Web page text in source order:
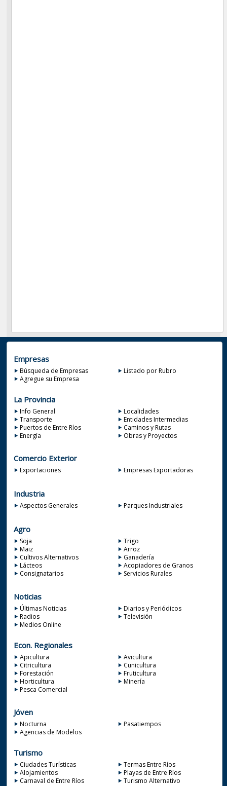
Empresas
Búsqueda de Empresas
Listado por Rubro
Agregue su Empresa
La Provincia
Info General
Localidades
Transporte
Entidades Intermedias
Puertos de Entre Ríos
Caminos y Rutas
Energía
Obras y Proyectos
Comercio Exterior
Exportaciones Empresas Exportadoras
Industria
Aspectos Generales Parques Industriales
Agro
Soja
Trigo
Maiz
Arroz
Cultivos Alternativos
Ganadería
Lácteos
Acopiadores de Granos
Consignatarios
Servicios Rurales
Noticias
Últimas Noticias
Diarios y Periódicos
Radios
Televisión
Medios Online
Econ. Regionales
Apicultura
Avicultura
Citricultura
Cunicultura
Forestación
Fruticultura
Horticultura
Minería
Pesca Comercial
Jóven
Nocturna
Pasatiempos
Agencias de Modelos
Turismo
Ciudades Turísticas
Termas Entre Ríos
Alojamientos
Playas de Entre Ríos
Carnaval de Entre Ríos
Turismo Alternativo